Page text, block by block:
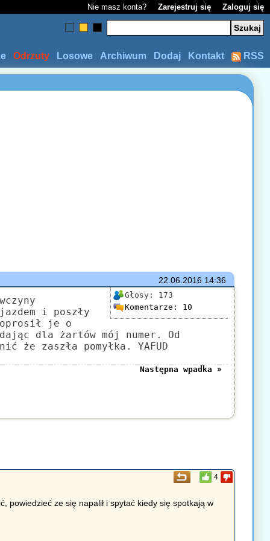
Nie masz konta? Zarejestruj się Zaloguj się
RSS
Kontakt
Dodaj
Archiwum
Losowe
Odrzuty
22.06.201614:36
Głosy: 173
Komentarze: 10
i poszły
je o
dla żartów mój numer. Od
zaszła pomyłka. YAFUD
Następna wpadka »
4
powiedzieć ze się napalił i spytać kiedy się spotkają w